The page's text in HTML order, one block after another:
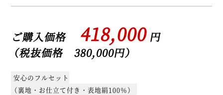
ご購入価格418,000 円
（税抜価格 380,000円）
安心のフルセット
（裏地・お仕立て付き・表地絹100％）